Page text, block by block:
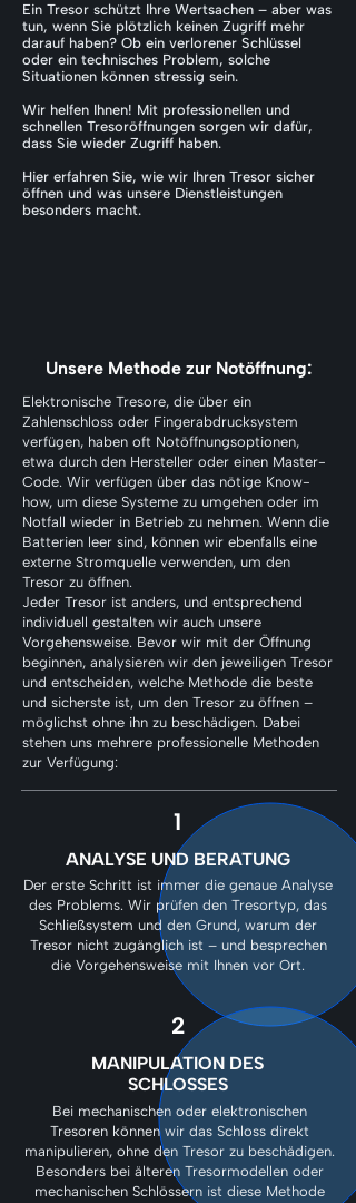
Ein Tresor schützt Ihre Wertsachen – aber was
tun, wenn Sie plötzlich keinen Zugriff mehr
darauf haben? Ob ein verlorener Schlüssel
oder ein technisches Problem, solche
Situationen können stressig sein.
Wir helfen Ihnen! Mit professionellen und
schnellen Tresoröffnungen sorgen wir dafür,
dass Sie wieder Zugriff haben.
Hier erfahren Sie, wie wir Ihren Tresor sicher
öffnen und was unsere Dienstleistungen
besonders macht.
Unsere Methode zur Notöffnung:
Elektronische Tresore, die über ein
Zahlenschloss oder Fingerabdrucksystem
verfügen, haben oft Notöffnungsoptionen,
etwa durch den Hersteller oder einen Master-
Code. Wir verfügen über das nötige Know-
how, um diese Systeme zu umgehen oder im
Notfall wieder in Betrieb zu nehmen. Wenn die
Batterien leer sind, können wir ebenfalls eine
externe Stromquelle verwenden, um den
Tresor zu öffnen.
Jeder Tresor ist anders, und entsprechend
individuell gestalten wir auch unsere
Vorgehensweise. Bevor wir mit der Öffnung
beginnen, analysieren wir den jeweiligen Tresor
und entscheiden, welche Methode die beste
und sicherste ist, um den Tresor zu öffnen –
möglichst ohne ihn zu beschädigen. Dabei
stehen uns mehrere professionelle Methoden
zur Verfügung:
1
ANALYSE UND BERATUNG
Der erste Schritt ist immer die genaue Analyse
des Problems. Wir prüfen den Tresortyp, das
Schließsystem und den Grund, warum der
Tresor nicht zugänglich ist – und besprechen
die Vorgehensweise mit Ihnen vor Ort.
2
MANIPULATION DES
SCHLOSSES
Bei mechanischen oder elektronischen
Tresoren können wir das Schloss direkt
manipulieren, ohne den Tresor zu beschädigen.
Besonders bei älteren Tresormodellen oder
mechanischen Schlössern ist diese Methode